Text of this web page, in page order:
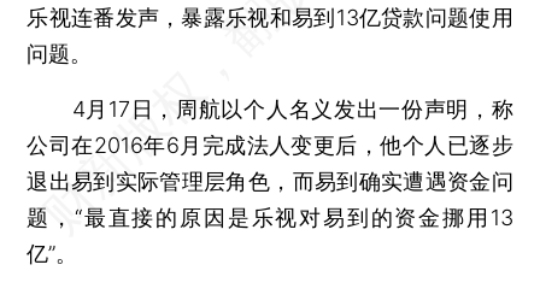
乐视连番发声，暴露乐视和易到13亿贷款问题使用
问题。
4月17日，周航以个人名义发出一份声明，称
公司在2016年6月完成法人变更后，他个人已逐步
退出易到实际管理层角色，而易到确实遭遇资金问
题，“最直接的原因是乐视对易到的资金挪用13
亿”。